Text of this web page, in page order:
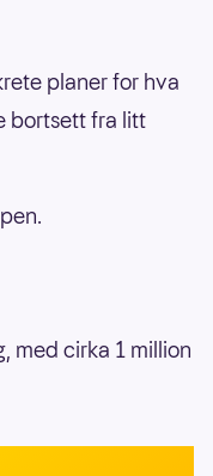
planer for hva
bortsett fra litt
med cirka 1 million